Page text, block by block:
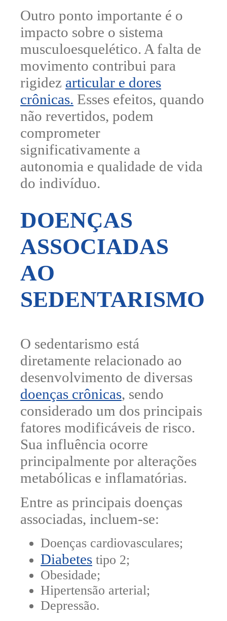
Outro ponto importante é o
impacto sobre o sistema
musculoesquelético. A falta de
movimento contribui para
rigidez articular e dores
crônicas. Esses efeitos, quando
não revertidos, podem
comprometer
significativamente a
autonomia e qualidade de vida
do indivíduo.
DOENÇAS
ASSOCIADAS
AO
SEDENTARISMO
O sedentarismo está
diretamente relacionado ao
desenvolvimento de diversas
doenças crônicas, sendo
considerado um dos principais
fatores modificáveis de risco.
Sua influência ocorre
principalmente por alterações
metabólicas e inflamatórias.
Entre as principais doenças
associadas, incluem-se:
Doenças cardiovasculares;
Diabetes tipo 2;
Obesidade;
Hipertensão arterial;
Depressão.